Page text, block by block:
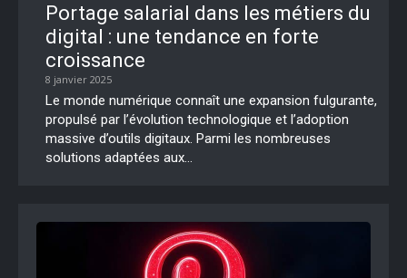
Portage salarial dans les métiers du
digital : une tendance en forte
croissance
8 janvier 2025
Le monde numérique connaît une expansion fulgurante,
propulsé par l’évolution technologique et l’adoption
massive d’outils digitaux. Parmi les nombreuses
solutions adaptées aux...